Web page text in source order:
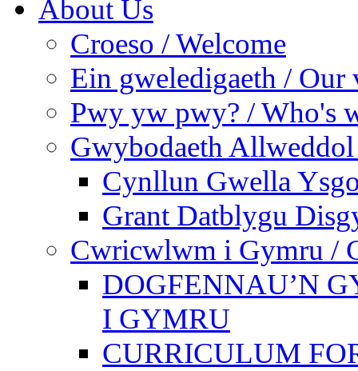
About Us
Croeso / Welcome
Ein gweledigaeth / Our
Pwy yw pwy? / Who's
Gwybodaeth
Cynllun Gwella
Grant Datblygu
Cwricwlwm i Gymru /
DOGFENNAU’N
I GYMRU
CURRICULUM